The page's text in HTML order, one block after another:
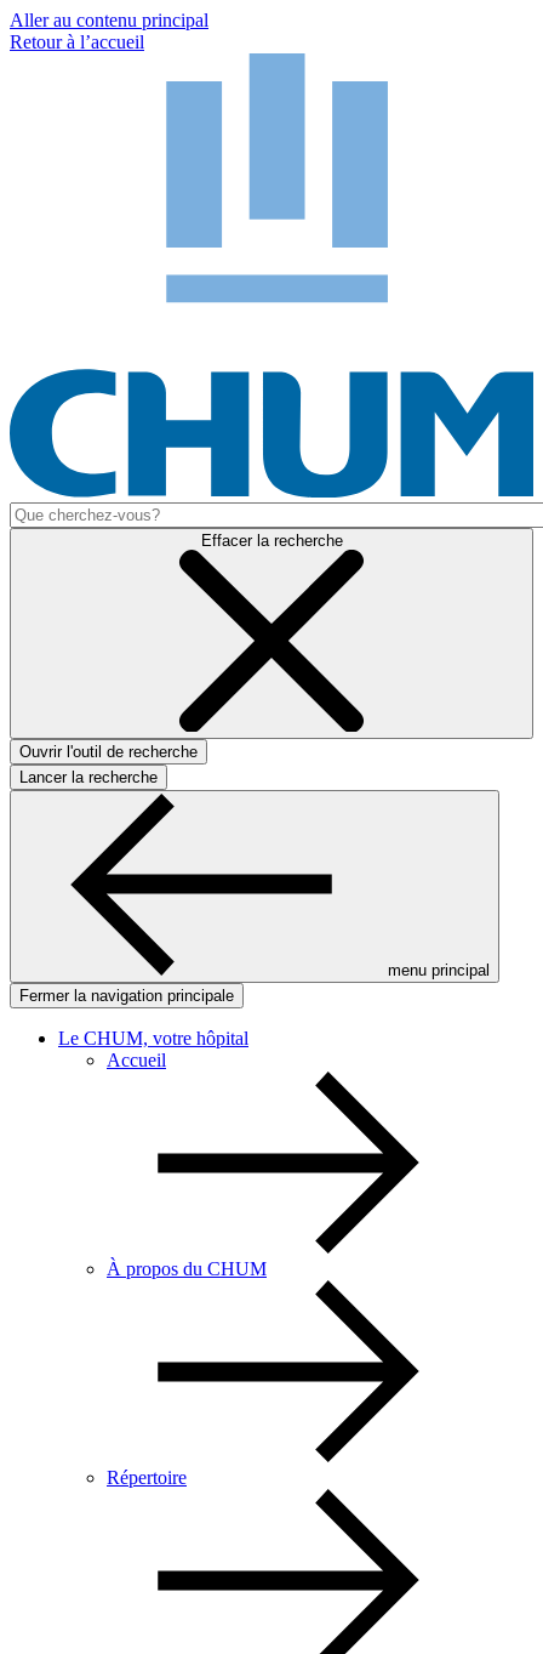
Aller au contenu principal
Retour à l’accueil
Effacer la recherche
Ouvrir l'outil de recherche
Lancer la recherche
menu principal
Fermer la navigation principale
Le CHUM, votre hôpital
Accueil
À propos du CHUM
Répertoire